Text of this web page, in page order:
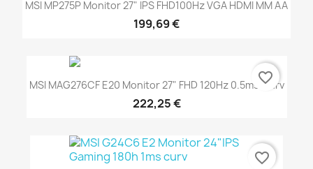
MSI MP275P Monitor 27" IPS FHD100Hz VGA HDMI MM AA
199,69 €
MSI MAG276CF E20 Monitor 27" FHD 120Hz 0.5ms Curv
222,25 €
favorite_border
favorite_border